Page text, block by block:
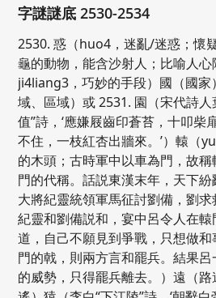
字謎謎底 2530-2534
2530. 惑（huo4，迷亂/迷惑；懷
龜的動物，能含沙射人；比喻人
ji4liang3，巧妙的手段）國（國
域、區域）或 2531. 園（宋代詩人
值”詩，‘應嫌屐齒印蒼苔，十叩柴
不住，一枝紅杏出牆來。’）轅（
的木頭；古時軍中以車為門，故
門的代稱。話説東漢末年，天下
大將紀靈統領軍馬征討劉備，劉
紀靈和劉備説和，宴中呂令人在
道，自己不願見到爭戰，只想做
門的戟，則兩方言和罷兵。結果
的威勢，只得罷兵離去。）遠（